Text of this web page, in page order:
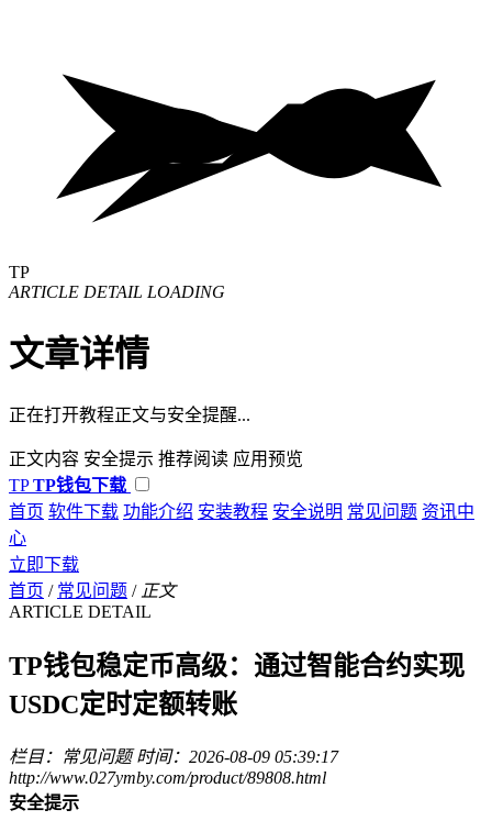
TP
ARTICLE DETAIL LOADING
文章详情
正在打开教程正文与安全提醒...
正文内容 安全提示 推荐阅读 应用预览
TP TP钱包下载
首页 软件下载 功能介绍 安装教程 安全说明 常见问题 资讯中
心
立即下载
首页 / 常见问题 / 正文
ARTICLE DETAIL
TP钱包稳定币高级：通过智能合约实现
USDC定时定额转账
栏目：常见问题 时间：2026-08-09 05:39:17
http://www.027ymby.com/product/89808.html
安全提示